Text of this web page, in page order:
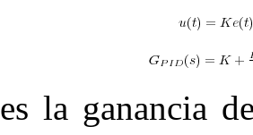
es la ganancia